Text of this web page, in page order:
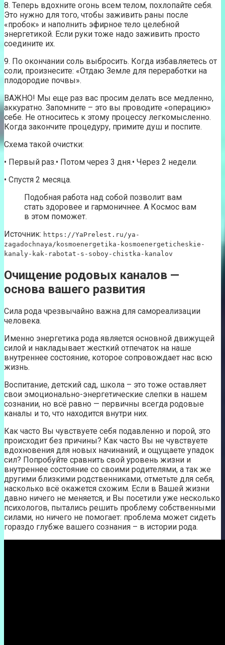
8. Теперь вдохните огонь всем телом, похлопайте себя.
Это нужно для того, чтобы заживить раны после
«пробок» и наполнить эфирное тело целебной
энергетикой. Если руки тоже надо заживить просто
соедините их.
9. По окончании соль выбросить. Когда избавляетесь от
соли, произнесите: «Отдаю Земле для переработки на
плодородие почвы».
ВАЖНО! Мы еще раз вас просим делать все медленно,
аккуратно. Запомните – это вы проводите «операцию»
себе. Не относитесь к этому процессу легкомысленно.
Когда закончите процедуру, примите душ и поспите.
Схема такой очистки:
• Первый раз.• Потом через 3 дня.• Через 2 недели.
• Спустя 2 месяца.
Подобная работа над собой позволит вам
стать здоровее и гармоничнее. А Космос вам
в этом поможет.
Источник: https://YaPrelest.ru/ya-
zagadochnaya/kosmoenergetika-kosmoenergeticheskie-
kanaly-kak-rabotat-s-soboy-chistka-kanalov
Очищение родовых каналов —
основа вашего развития
Сила рода чрезвычайно важна для самореализации
человека.
Именно энергетика рода является основной движущей
силой и накладывает жесткий отпечаток на наше
внутреннее состояние, которое сопровождает нас всю
жизнь.
Воспитание, детский сад, школа – это тоже оставляет
свои эмоционально-энергетические слепки в нашем
сознании, но всё равно — первичны всегда родовые
каналы и то, что находится внутри них.
Как часто Вы чувствуете себя подавленно и порой, это
происходит без причины? Как часто Вы не чувствуете
вдохновения для новых начинаний, и ощущаете упадок
сил? Попробуйте сравнить свой уровень жизни и
внутреннее состояние со своими родителями, а так же
другими близкими родственниками, отметьте для себя,
насколько всё окажется схожим. Если в Вашей жизни
давно ничего не меняется, и Вы посетили уже несколько
психологов, пытались решить проблему собственными
силами, но ничего не помогает: проблема может сидеть
гораздо глубже вашего сознания – в истории рода.